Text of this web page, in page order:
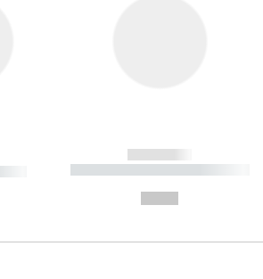
------------
----------- ----------- ----------